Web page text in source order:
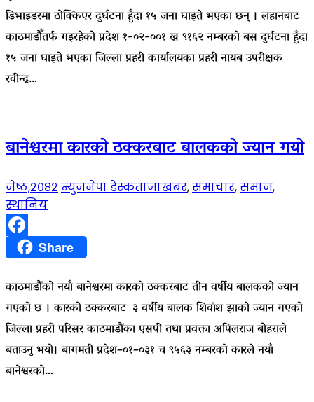
डिभाइडरमा ठोक्किएर दुर्घटना हुँदा १५ जना घाइते भएका छन् । लहानबाट
काठमाडौँतर्फ गइरहेको प्रदेश १-०२-००१ ख ९१६२ नम्बरको बस दुर्घटना हुँदा
१५ जना घाइते भएका जिल्ला प्रहरी कार्यालयका प्रहरी नायब उपरीक्षक
रवीन्द्र…
बानेश्वरमा कारको ठक्करबाट बालकको ज्यान गयो
जेष्ठ,२०८२ न्युजनेपा डेस्कताजाखबर,समाचार,समाज,
स्थानिय
FacebookShare
काठमाडौंको नयाँ बानेश्वरमा कारको ठक्करबाट तीन वर्षीय बालकको ज्यान
गएको छ । कारको ठक्करबाट ३ वर्षीय बालक शिवांश झाको ज्यान गएको
जिल्ला प्रहरी परिसर काठमाडौंका एसपी तथा प्रवक्ता अपिलराज बोहराले
बताउनु भयो। बागमती प्रदेश–०१–०३१ च ९५६३ नम्बरको कारले नयाँ
बानेश्वरको…